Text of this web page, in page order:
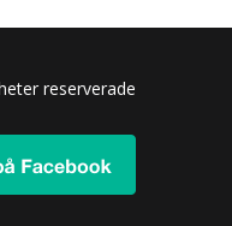
reserverade